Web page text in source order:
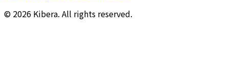
© 2026 Kibera. All rights reserved.